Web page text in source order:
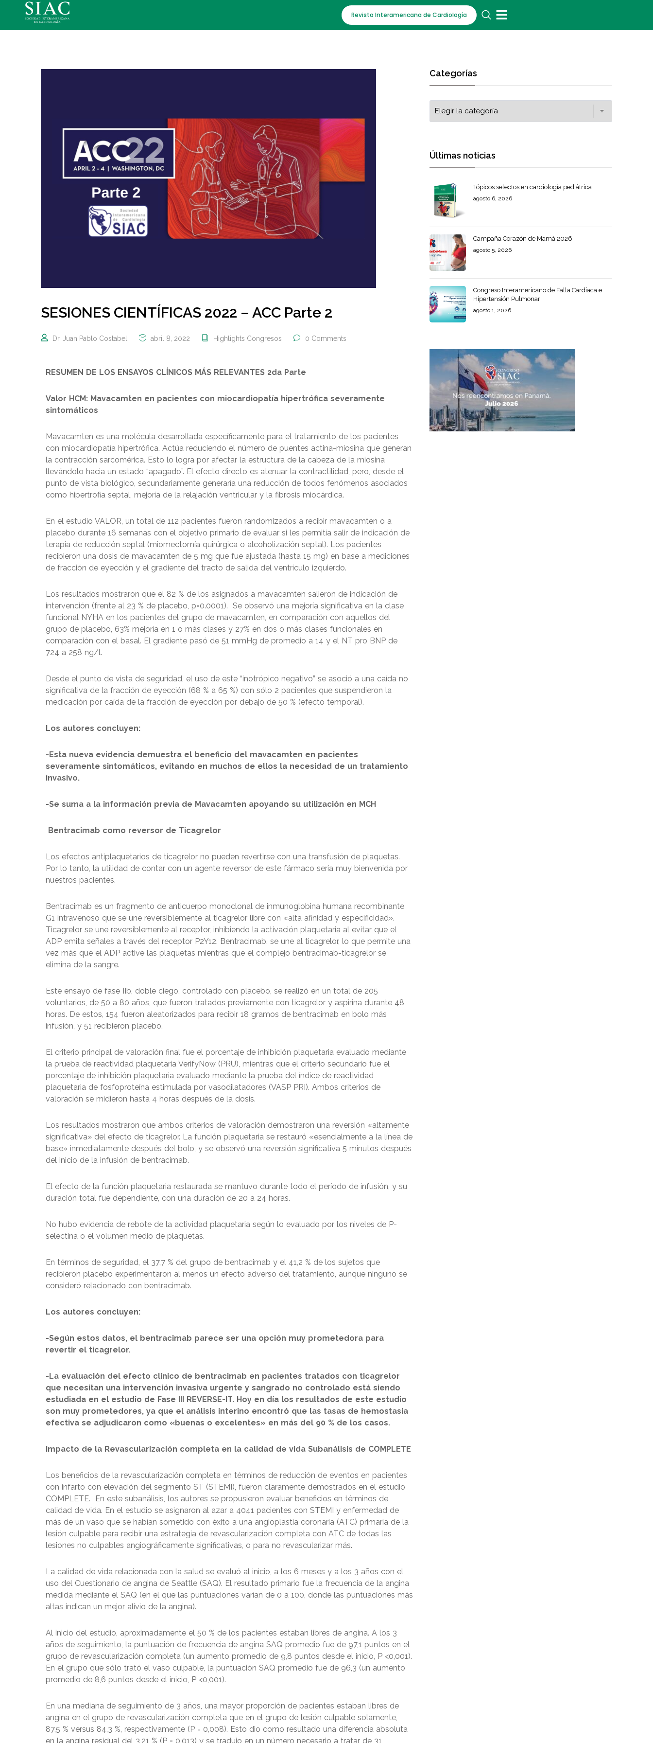
Revista Interamericana de Cardiología
SESIONES CIENTÍFICAS 2022 – ACC Parte 2
Dr. Juan Pablo Costabel abril 8, 2022 Highlights Congresos 0 Comments
RESUMEN DE LOS ENSAYOS CLÍNICOS MÁS RELEVANTES 2da Parte
Valor HCM: Mavacamten en pacientes con miocardiopatía hipertrófica severamente
sintomáticos
Mavacamten es una molécula desarrollada específicamente para el tratamiento de los pacientes
con miocardiopatía hipertrófica. Actúa reduciendo el número de puentes actina-miosina que generan
la contracción sarcomérica. Esto lo logra por afectar la estructura de la cabeza de la miosina
llevándolo hacia un estado “apagado”. El efecto directo es atenuar la contractilidad, pero, desde el
punto de vista biológico, secundariamente generaría una reducción de todos fenómenos asociados
como hipertrofia septal, mejoría de la relajación ventricular y la fibrosis miocárdica.
En el estudio VALOR, un total de 112 pacientes fueron randomizados a recibir mavacamten o a
placebo durante 16 semanas con el objetivo primario de evaluar si les permitía salir de indicación de
terapia de reducción septal (miomectomía quirúrgica o alcoholización septal). Los pacientes
recibieron una dosis de mavacamten de 5 mg que fue ajustada (hasta 15 mg) en base a mediciones
de fracción de eyección y el gradiente del tracto de salida del ventrículo izquierdo.
Los resultados mostraron que el 82 % de los asignados a mavacamten salieron de indicación de
intervención (frente al 23 % de placebo, p=0.0001). Se observó una mejoría significativa en la clase
funcional NYHA en los pacientes del grupo de mavacamten, en comparación con aquellos del
grupo de placebo, 63% mejoría en 1 o más clases y 27% en dos o más clases funcionales en
comparación con el basal. El gradiente pasó de 51 mmHg de promedio a 14 y el NT pro BNP de
724 a 258 ng/l.
Desde el punto de vista de seguridad, el uso de este “inotrópico negativo” se asoció a una caída no
significativa de la fracción de eyección (68 % a 65 %) con sólo 2 pacientes que suspendieron la
medicación por caída de la fracción de eyección por debajo de 50 % (efecto temporal).
Los autores concluyen:
-Esta nueva evidencia demuestra el beneficio del mavacamten en pacientes
severamente sintomáticos, evitando en muchos de ellos la necesidad de un tratamiento
invasivo.
-Se suma a la información previa de Mavacamten apoyando su utilización en MCH
Bentracimab como reversor de Ticagrelor
Los efectos antiplaquetarios de ticagrelor no pueden revertirse con una transfusión de plaquetas.
Por lo tanto, la utilidad de contar con un agente reversor de este fármaco sería muy bienvenida por
nuestros pacientes.
Bentracimab es un fragmento de anticuerpo monoclonal de inmunoglobina humana recombinante
G1 intravenoso que se une reversiblemente al ticagrelor libre con «alta afinidad y especificidad».
Ticagrelor se une reversiblemente al receptor, inhibiendo la activación plaquetaria al evitar que el
ADP emita señales a través del receptor P2Y12. Bentracimab, se une al ticagrelor, lo que permite una
vez más que el ADP active las plaquetas mientras que el complejo bentracimab-ticagrelor se
elimina de la sangre.
Este ensayo de fase IIb, doble ciego, controlado con placebo, se realizó en un total de 205
voluntarios, de 50 a 80 años, que fueron tratados previamente con ticagrelor y aspirina durante 48
horas. De estos, 154 fueron aleatorizados para recibir 18 gramos de bentracimab en bolo más
infusión, y 51 recibieron placebo.
El criterio principal de valoración final fue el porcentaje de inhibición plaquetaria evaluado mediante
la prueba de reactividad plaquetaria VerifyNow (PRU), mientras que el criterio secundario fue el
porcentaje de inhibición plaquetaria evaluado mediante la prueba del índice de reactividad
plaquetaria de fosfoproteína estimulada por vasodilatadores (VASP PRI). Ambos criterios de
valoración se midieron hasta 4 horas después de la dosis.
Los resultados mostraron que ambos criterios de valoración demostraron una reversión «altamente
significativa» del efecto de ticagrelor. La función plaquetaria se restauró «esencialmente a la línea de
base» inmediatamente después del bolo, y se observó una reversión significativa 5 minutos después
del inicio de la infusión de bentracimab.
El efecto de la función plaquetaria restaurada se mantuvo durante todo el período de infusión, y su
duración total fue dependiente, con una duración de 20 a 24 horas.
No hubo evidencia de rebote de la actividad plaquetaria según lo evaluado por los niveles de P-
selectina o el volumen medio de plaquetas.
En términos de seguridad, el 37,7 % del grupo de bentracimab y el 41,2 % de los sujetos que
recibieron placebo experimentaron al menos un efecto adverso del tratamiento, aunque ninguno se
consideró relacionado con bentracimab.
Los autores concluyen:
-Según estos datos, el bentracimab parece ser una opción muy prometedora para
revertir el ticagrelor.
-La evaluación del efecto clínico de bentracimab en pacientes tratados con ticagrelor
que necesitan una intervención invasiva urgente y sangrado no controlado está siendo
estudiada en el estudio de Fase III REVERSE-IT. Hoy en día los resultados de este estudio
son muy prometedores, ya que el análisis interino encontró que las tasas de hemostasia
efectiva se adjudicaron como «buenas o excelentes» en más del 90 % de los casos.
Impacto de la Revascularización completa en la calidad de vida Subanálisis de COMPLETE
Los beneficios de la revascularización completa en términos de reducción de eventos en pacientes
con infarto con elevación del segmento ST (STEMI), fueron claramente demostrados en el estudio
COMPLETE. En este subanálisis, los autores se propusieron evaluar beneficios en términos de
calidad de vida. En el estudio se asignaron al azar a 4041 pacientes con STEMI y enfermedad de
más de un vaso que se habían sometido con éxito a una angioplastia coronaria (ATC) primaria de la
lesión culpable para recibir una estrategia de revascularización completa con ATC de todas las
lesiones no culpables angiográficamente significativas, o para no revascularizar más.
La calidad de vida relacionada con la salud se evaluó al inicio, a los 6 meses y a los 3 años con el
uso del Cuestionario de angina de Seattle (SAQ). El resultado primario fue la frecuencia de la angina
medida mediante el SAQ (en el que las puntuaciones varían de 0 a 100, donde las puntuaciones más
altas indican un mejor alivio de la angina).
Al inicio del estudio, aproximadamente el 50 % de los pacientes estaban libres de angina. A los 3
años de seguimiento, la puntuación de frecuencia de angina SAQ promedio fue de 97,1 puntos en el
grupo de revascularización completa (un aumento promedio de 9,8 puntos desde el inicio, P <0,001).
En el grupo que sólo trató el vaso culpable, la puntuación SAQ promedio fue de 96,3 (un aumento
promedio de 8,6 puntos desde el inicio, P <0,001).
En una mediana de seguimiento de 3 años, una mayor proporción de pacientes estaban libres de
angina en el grupo de revascularización completa que en el grupo de lesión culpable solamente,
87,5 % versus 84,3 %, respectivamente (P = 0,008). Esto dio como resultado una diferencia absoluta
en la angina residual del 3,21 % (P = 0,013) y se tradujo en un número necesario a tratar de 31
Categorías
Últimas noticias
Tópicos selectos en cardiología pediátrica
agosto 6, 2026
Campaña Corazón de Mamá 2026
agosto 5, 2026
Congreso Interamericano de Falla Cardíaca e
Hipertensión Pulmonar
agosto 1, 2026